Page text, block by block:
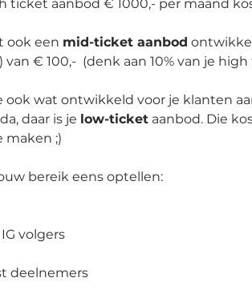
ticket aanbod € 1000,- per maand
ook een mid-ticket aanbod
van € 100,-  (denk aan 10% van je
ook wat ontwikkeld voor je klanten
daar is je low-ticket aanbod. Die
maken ;)
bereik eens optellen:
volgers
deelnemers